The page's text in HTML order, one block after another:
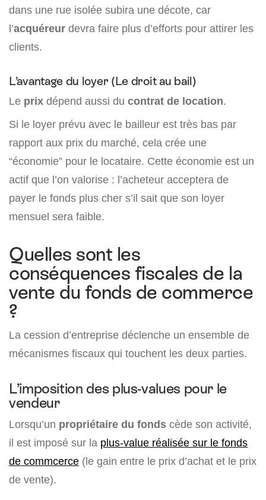
dans une rue isolée subira une décote, car
l’acquéreur devra faire plus d’efforts pour attirer les
clients.
L’avantage du loyer (Le droit au bail)
Le prix dépend aussi du contrat de location.
Si le loyer prévu avec le bailleur est très bas par
rapport aux prix du marché, cela crée une
“économie” pour le locataire. Cette économie est un
actif que l’on valorise : l’acheteur acceptera de
payer le fonds plus cher s’il sait que son loyer
mensuel sera faible.
Quelles sont les
conséquences fiscales de la
vente du fonds de commerce
?
La cession d’entreprise déclenche un ensemble de
mécanismes fiscaux qui touchent les deux parties.
L’imposition des plus-values pour le
vendeur
Lorsqu’un propriétaire du fonds cède son activité,
il est imposé sur la plus-value réalisée sur le fonds
de commcerce (le gain entre le prix d’achat et le prix
de vente).